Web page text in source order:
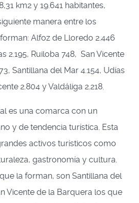
km2 y 19.641 habitantes,
manera entre los
Alfoz de Lloredo 2.446
2.195, Ruiloba 748, San Vicente
Santillana del Mar 4.154, Udías
2.804 y Valdáliga 2.218.
es una comarca con un
y de tendencia turística. Esta
activos turísticos como
gastronomía y cultura.
la forman, son Santillana del
Vicente de la Barquera los que